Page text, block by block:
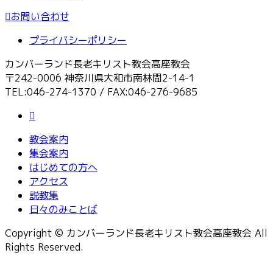
お問い合わせ
プライバシーポリシー
カンバーランド長老キリスト教会高座教会
〒242-0006 神奈川県大和市南林間2-14-1
TEL:046-274-1370 / FAX:046-276-9685
教会案内
集会案内
はじめての方へ
アクセス
説教集
日々のみことば
Copyright © カンバーランド長老キリスト教会高座教会 All
Rights Reserved.